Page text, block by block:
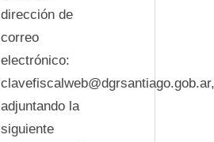
dirección de
correo
electrónico:
clavefiscalweb@dgrsantiago.gob.ar,
adjuntando la
siguiente